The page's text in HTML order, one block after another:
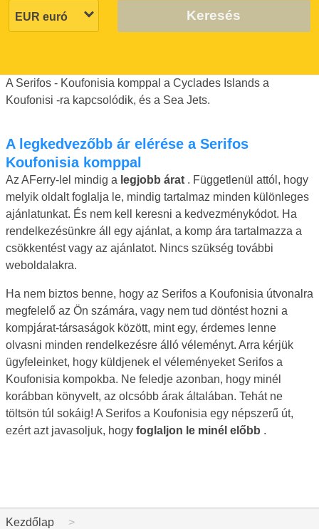
Keresés
A Serifos - Koufonisia komppal a Cyclades Islands a
Koufonisi -ra kapcsolódik, és a Sea Jets.
A legkedvezőbb ár elérése a Serifos
Koufonisia komppal
Az AFerry-lel mindig a legjobb árat . Függetlenül attól, hogy
melyik oldalt foglalja le, mindig tartalmaz minden különleges
ajánlatunkat. És nem kell keresni a kedvezménykódot. Ha
rendelkezésünkre áll egy ajánlat, a komp ára tartalmazza a
csökkentést vagy az ajánlatot. Nincs szükség további
weboldalakra.
Ha nem biztos benne, hogy az Serifos a Koufonisia útvonalra
megfelelő az Ön számára, vagy nem tud döntést hozni a
kompjárat-társaságok között, mint egy, érdemes lenne
olvasni minden rendelkezésre álló véleményt. Arra kérjük
ügyfeleinket, hogy küldjenek el véleményeket Serifos a
Koufonisia kompokba. Ne feledje azonban, hogy minél
korábban könyvelt, az olcsóbb árak általában. Tehát ne
töltsön túl sokáig! A Serifos a Koufonisia egy népszerű út,
ezért azt javasoljuk, hogy foglaljon le minél előbb .
Kezdőlap